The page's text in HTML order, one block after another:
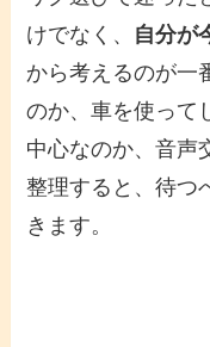
けでなく、 自分が
から考えるのが一
のか、車を使って
中心なのか、音声
整理すると、待つ
きます。